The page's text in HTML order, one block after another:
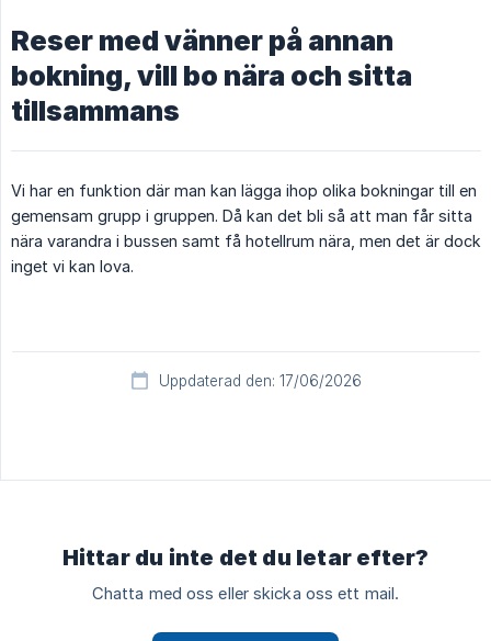
Reser med vänner på annan
bokning, vill bo nära och sitta
tillsammans
Vi har en funktion där man kan lägga ihop olika bokningar till en
gemensam grupp i gruppen. Då kan det bli så att man får sitta
nära varandra i bussen samt få hotellrum nära, men det är dock
inget vi kan lova.
Uppdaterad den: 17/06/2026
Hittar du inte det du letar efter?
Chatta med oss eller skicka oss ett mail.